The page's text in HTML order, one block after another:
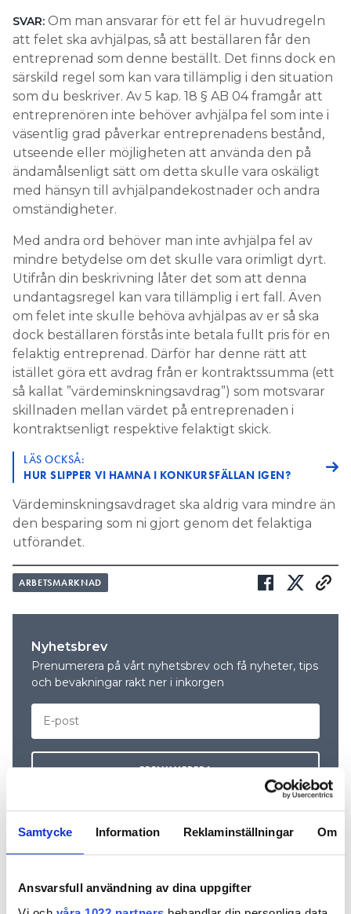
Samtycke Information Reklaminställningar Om
Ansvarsfull användning av dina uppgifter
SVAR: Om man ansvarar för ett fel är huvudregeln
att felet ska avhjälpas, så att beställaren får den
entreprenad som denne beställt. Det finns dock en
särskild regel som kan vara tillämplig i den situation
som du beskriver. Av 5 kap. 18 § AB 04 framgår att
entreprenören inte behöver avhjälpa fel som inte i
väsentlig grad påverkar entreprenadens bestånd,
utseende eller möjligheten att använda den på
ändamålsenligt sätt om detta skulle vara oskäligt
med hänsyn till avhjälpandekostnader och andra
omständigheter.
Med andra ord behöver man inte avhjälpa fel av
mindre betydelse om det skulle vara orimligt dyrt.
Utifrån din beskrivning låter det som att denna
undantagsregel kan vara tillämplig i ert fall. Även
om felet inte skulle behöva avhjälpas av er så ska
dock beställaren förstås inte betala fullt pris för en
felaktig entreprenad. Därför har denne rätt att
istället göra ett avdrag från er kontraktssumma (ett
så kallat ”värdeminskningsavdrag”) som motsvarar
skillnaden mellan värdet på entreprenaden i
kontraktsenligt respektive felaktigt skick.
LÄS OCKSÅ:
HUR SLIPPER VI HAMNA I KONKURSFÄLLAN IGEN?
Värdeminskningsavdraget ska aldrig vara mindre än
den besparing som ni gjort genom det felaktiga
utförandet.
ARBETSMARKNAD
Nyhetsbrev
Prenumerera på vårt nyhetsbrev och få nyheter, tips
och bevakningar rakt ner i inkorgen
REKOMMENDERADE ARTIKLAR